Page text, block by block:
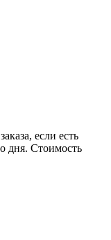
если есть
дня. Стоимость